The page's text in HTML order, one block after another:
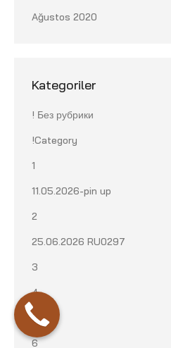
Ağustos 2020
Kategoriler
! Без рубрики
!Category
1
11.05.2026-pin up
2
25.06.2026 RU0297
3
4
5
6